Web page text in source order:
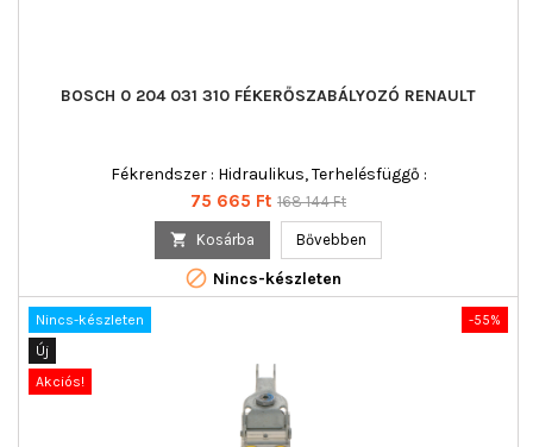
BOSCH 0 204 031 310 FÉKERŐSZABÁLYOZÓ RENAULT
Fékrendszer : Hidraulikus, Terhelésfüggő :
Ár
75 665 Ft Normál
168 144 Ft
 Kosárba Bővebben
 Nincs-készleten
-55%
Nincs-készleten
Új
Akciós!